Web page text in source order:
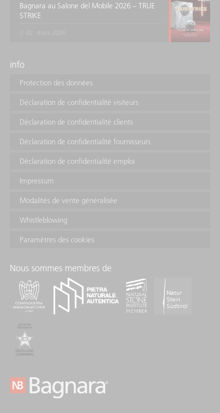
Bagnara au Salone del Mobile 2026 – TRUE
STRIKE
info
Protection des données
Déclaration de confidentialité visiteurs
Déclaration de confidentialité clients
Déclaration de confidentialité fournisseurs
Déclaration de confidentialité emploi
Impressum
Modalités de vente généralisée
Whistleblowing
Paramètres des cookies
Nous sommes membres de